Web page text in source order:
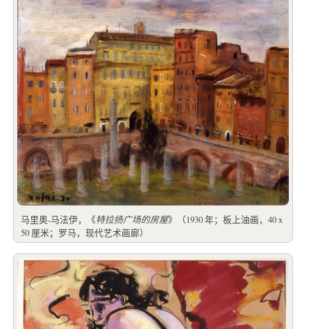
马里奥-马法伊，《特拉扬广场的房屋》（1930 年；板上油画，40 x
50 厘米；罗马，现代艺术画廊）